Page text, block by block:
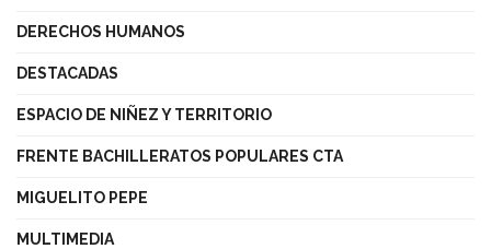
DERECHOS HUMANOS
DESTACADAS
ESPACIO DE NIÑEZ Y TERRITORIO
FRENTE BACHILLERATOS POPULARES CTA
MIGUELITO PEPE
MULTIMEDIA